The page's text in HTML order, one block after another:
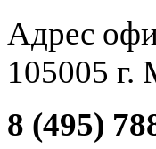
Адрес
105005 г.
8 (495)